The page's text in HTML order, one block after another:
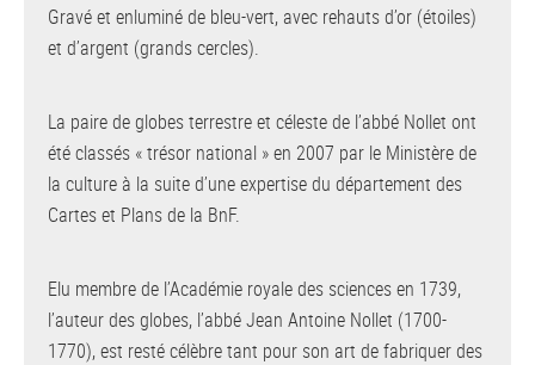
Gravé et enluminé de bleu-vert, avec rehauts d’or (étoiles)
et d’argent (grands cercles).
La paire de globes terrestre et céleste de l’abbé Nollet ont
été classés « trésor national » en 2007 par le Ministère de
la culture à la suite d’une expertise du département des
Cartes et Plans de la BnF.
Elu membre de l’Académie royale des sciences en 1739,
l’auteur des globes, l’abbé Jean Antoine Nollet (1700-
1770), est resté célèbre tant pour son art de fabriquer des